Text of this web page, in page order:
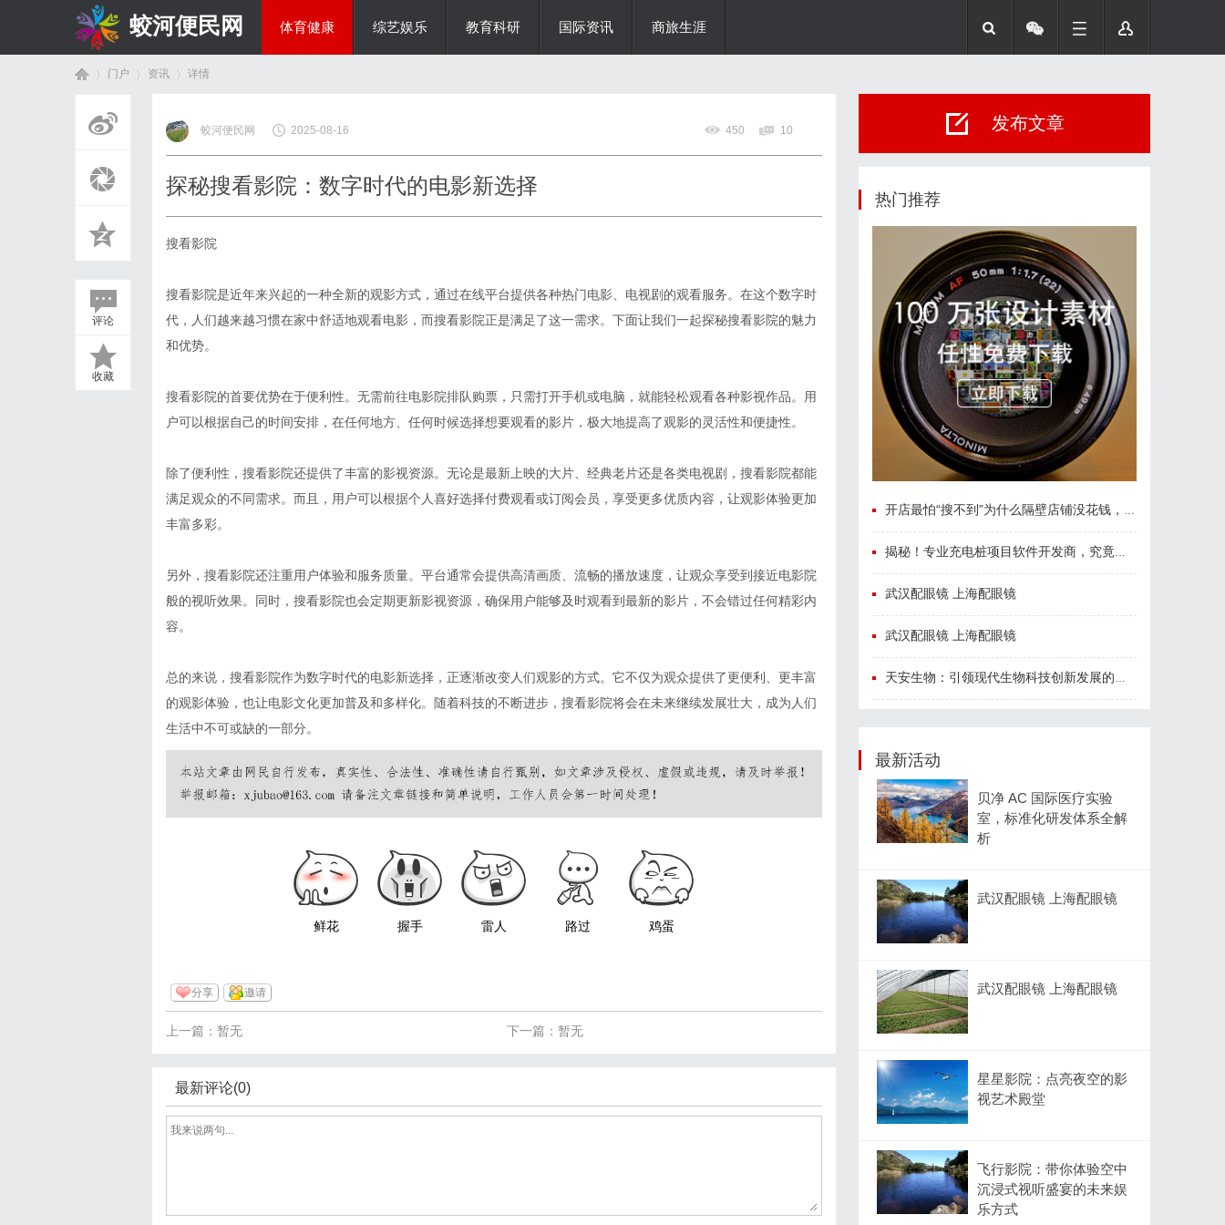
蛟河便民网 体育健康 综艺娱乐 教育科研 国际资讯 商旅生涯
门户 资讯
›
详情
评论
收藏
蛟河便民网 2025-08-16 450 10
探秘搜看影院：数字时代的电影新选择
搜看影院
搜看影院是近年来兴起的一种全新的观影方式，通过在线平台提供各种热门电影、电视剧的观看服务。在这个数字时
代，人们越来越习惯在家中舒适地观看电影，而搜看影院正是满足了这一需求。下面让我们一起探秘搜看影院的魅力
和优势。
搜看影院的首要优势在于便利性。无需前往电影院排队购票，只需打开手机或电脑，就能轻松观看各种影视作品。用
户可以根据自己的时间安排，在任何地方、任何时候选择想要观看的影片，极大地提高了观影的灵活性和便捷性。
除了便利性，搜看影院还提供了丰富的影视资源。无论是最新上映的大片、经典老片还是各类电视剧，搜看影院都能
满足观众的不同需求。而且，用户可以根据个人喜好选择付费观看或订阅会员，享受更多优质内容，让观影体验更加
丰富多彩。
另外，搜看影院还注重用户体验和服务质量。平台通常会提供高清画质、流畅的播放速度，让观众享受到接近电影院
般的视听效果。同时，搜看影院也会定期更新影视资源，确保用户能够及时观看到最新的影片，不会错过任何精彩内
容。
总的来说，搜看影院作为数字时代的电影新选择，正逐渐改变人们观影的方式。它不仅为观众提供了更便利、更丰富
的观影体验，也让电影文化更加普及和多样化。随着科技的不断进步，搜看影院将会在未来继续发展壮大，成为人们
生活中不可或缺的一部分。
鲜花 握手 雷人 路过 鸡蛋
分享 邀请
下一篇：暂无
上一篇：暂无
最新评论(0)
发布文章
热门推荐
开店最怕“搜不到”为什么隔壁店铺没花钱，ai却天天给他免费派单？
揭秘！专业充电桩项目软件开发商，究竟藏着哪些行业秘诀？
武汉配眼镜 上海配眼镜
武汉配眼镜 上海配眼镜
天安生物：引领现代生物科技创新发展的先锋企业
最新活动
贝净 AC 国际医疗实验
室，标准化研发体系全解
析
武汉配眼镜 上海配眼镜
武汉配眼镜 上海配眼镜
星星影院：点亮夜空的影
视艺术殿堂
飞行影院：带你体验空中
沉浸式视听盛宴的未来娱
乐方式